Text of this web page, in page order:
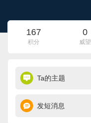
167
积分
0
威望
Ta的主题
发短消息